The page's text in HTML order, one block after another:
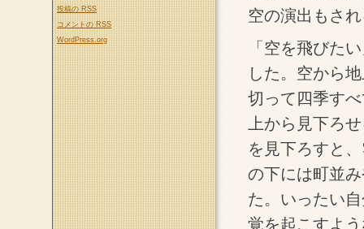
空の演出もさ
「空を飛びた
した。空から
切って四季す
上から見下ろ
を見下ろすと
の下には町並
た。いったい
覚を起こすよ
投稿の RSS
コメントの RSS
WordPress.org